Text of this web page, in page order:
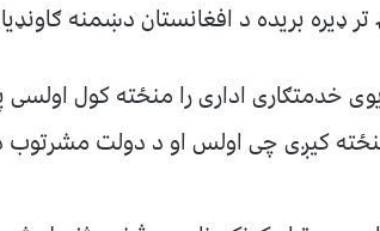
بریده د افغانستان دښمنه
خدمتګاری اداری را منځته کول
کیږی چی اولس او د دولت مشرتوب